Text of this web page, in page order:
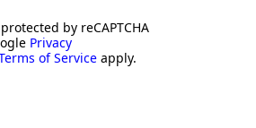
by reCAPTCHA
Privacy
of Service apply.